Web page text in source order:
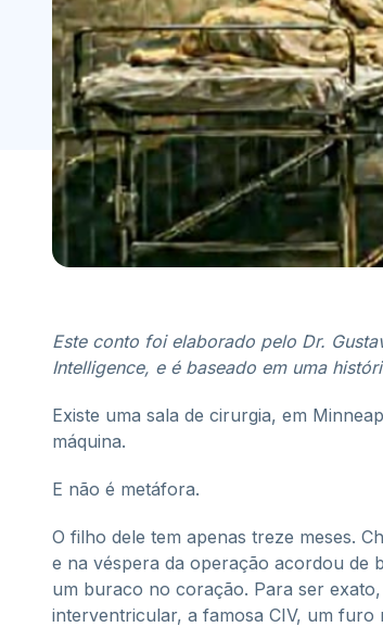
Este conto foi elaborado pelo Dr.
Intelligence, e é baseado em uma
Existe uma sala de cirurgia, em
máquina.
E não é metáfora.
O filho dele tem apenas treze meses.
e na véspera da operação acordou de
um buraco no coração. Para ser
interventricular, a famosa CIV, um furo